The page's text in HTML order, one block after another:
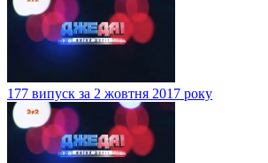
177 випуск за 2 жовтня 2017 року